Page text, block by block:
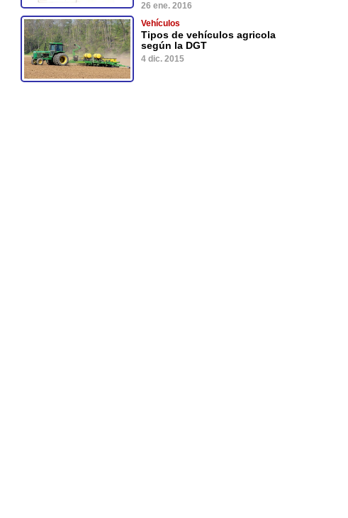
26 ene. 2016
Vehículos
Tipos de vehículos agricola
según la DGT
4 dic. 2015